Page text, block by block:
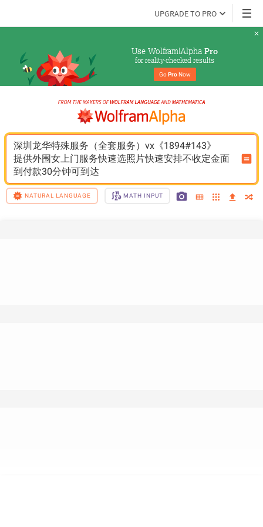
UPGRADE TO PRO
Use Wolfram|Alpha Pro
for reality-checked results
Go Pro Now
深圳龙华特殊服务（全套服务）vx《1894#143》
提供外围女上门服务快速选照片快速安排不收定金面
到付款30分钟可到达
NATURAL LANGUAGE MATH INPUT